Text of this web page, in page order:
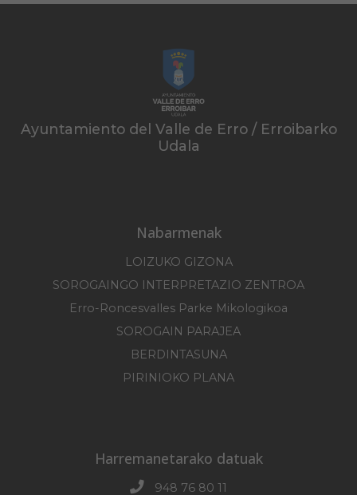
Ayuntamiento del Valle de Erro / Erroibarko
Udala
Nabarmenak
LOIZUKO GIZONA
SOROGAINGO INTERPRETAZIO ZENTROA
Erro-Roncesvalles Parke Mikologikoa
SOROGAIN PARAJEA
BERDINTASUNA
PIRINIOKO PLANA
Harremanetarako datuak
948 76 80 11